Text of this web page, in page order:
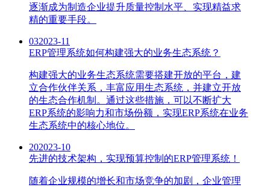
逐渐成为制造企业提升质量控制水平、实现精益求
精的重要手段。
032023-11
ERP管理系统如何构建强大的业务生态系统？
构建强大的业务生态系统需要搭建开放的平台，建
立合作伙伴关系，丰富应用生态系统，并建立开放
的生态合作机制。通过这些措施，可以不断扩大
ERP系统的影响力和市场份额，实现ERP系统在业务
生态系统中的核心地位。
202023-10
先进的技术架构，实现预算控制的ERP管理系统！
随着企业规模的增长和市场竞争的加剧，企业管理